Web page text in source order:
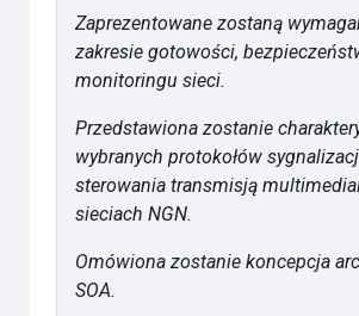
Zaprezentowane zostaną
zakresie gotowości,
monitoringu sieci.
Przedstawiona zostanie
wybranych protokołów
sterowania transmisją
sieciach NGN.
Omówiona zostanie koncepcja
SOA.